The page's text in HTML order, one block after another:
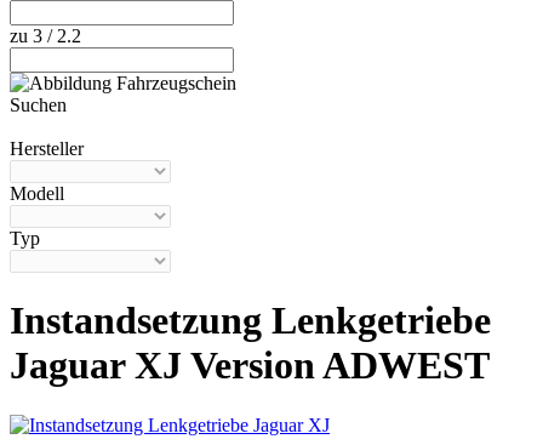
zu 3 / 2.2
Suchen
Hersteller
Modell
Typ
Instandsetzung Lenkgetriebe
Jaguar XJ Version ADWEST